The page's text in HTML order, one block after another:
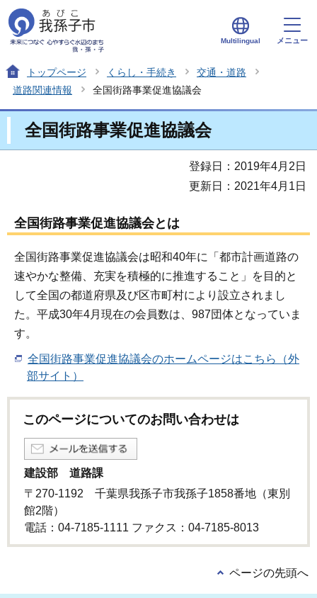
Multilingual メニュー
トップページ くらし・手続き
交通・道路
道路関連情報
全国街路事業促進協議会
全国街路事業促進協議会
登録日：2019年4月2日
更新日：2021年4月1日
全国街路事業促進協議会とは
全国街路事業促進協議会は昭和40年に「都市計画道路の
速やかな整備、充実を積極的に推進すること」を目的と
して全国の都道府県及び区市町村により設立されまし
た。平成30年4月現在の会員数は、987団体となっていま
す。
全国街路事業促進協議会のホームページはこちら（外
部サイト）
このページについてのお問い合わせは
建設部 道路課
〒270-1192 千葉県我孫子市我孫子1858番地（東別
館2階）
電話：04-7185-1111 ファクス：04-7185-8013
ページの先頭へ